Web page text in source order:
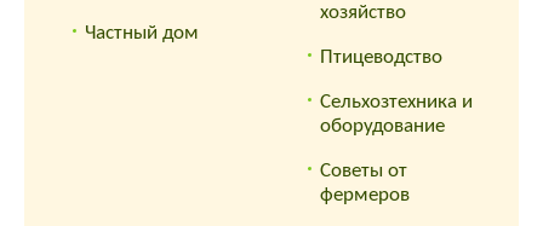
Частный дом
хозяйство
Птицеводство
Сельхозтехника и
оборудование
Советы от
фермеров